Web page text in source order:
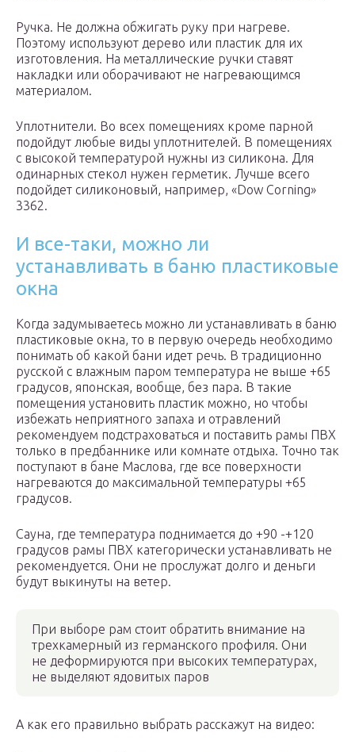
Ручка. Не должна обжигать руку при нагреве.
Поэтому используют дерево или пластик для их
изготовления. На металлические ручки ставят
накладки или оборачивают не нагревающимся
материалом.
Уплотнители. Во всех помещениях кроме парной
подойдут любые виды уплотнителей. В помещениях
с высокой температурой нужны из силикона. Для
одинарных стекол нужен герметик. Лучше всего
подойдет силиконовый, например, «Dow Corning»
3362.
И все-таки, можно ли
устанавливать в баню пластиковые
окна
Когда задумываетесь можно ли устанавливать в баню
пластиковые окна, то в первую очередь необходимо
понимать об какой бани идет речь. В традиционно
русской с влажным паром температура не выше +65
градусов, японская, вообще, без пара. В такие
помещения установить пластик можно, но чтобы
избежать неприятного запаха и отравлений
рекомендуем подстраховаться и поставить рамы ПВХ
только в предбаннике или комнате отдыха. Точно так
поступают в бане Маслова, где все поверхности
нагреваются до максимальной температуры +65
градусов.
Сауна, где температура поднимается до +90 -+120
градусов рамы ПВХ категорически устанавливать не
рекомендуется. Они не прослужат долго и деньги
будут выкинуты на ветер.
При выборе рам стоит обратить внимание на
трехкамерный из германского профиля. Они
не деформируются при высоких температурах,
не выделяют ядовитых паров
А как его правильно выбрать расскажут на видео: